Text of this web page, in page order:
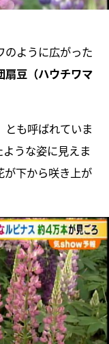
のように広がった
扇豆（ハウチワマ
とも呼ばれていま
うな姿に見えま
下から咲き上が